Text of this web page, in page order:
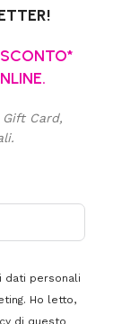
Card,
dati personali
Ho letto,
di questo